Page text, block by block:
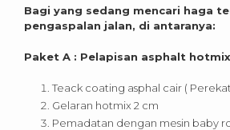
Bagi yang sedang mencari haga
pengaspalan jalan, di antaranya:
Paket A : Pelapisan asphalt hotmix
Teack coating asphal cair (
Gelaran hotmix 2 cm
Pemadatan dengan mesin baby